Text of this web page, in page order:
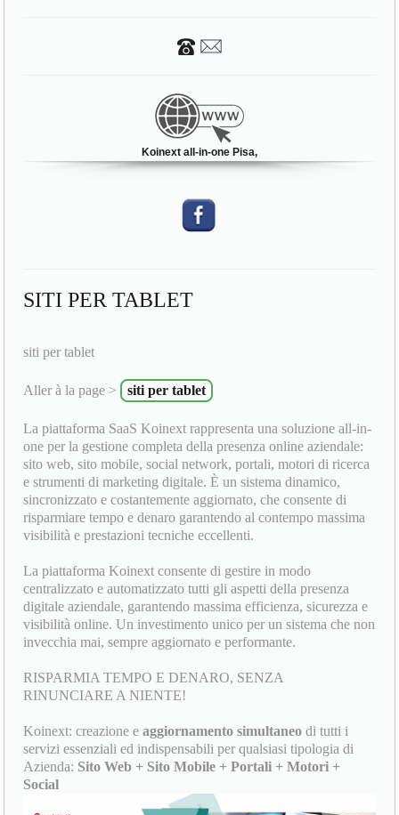
Koinext all-in-one Pisa,
SITI PER TABLET
siti per tablet
Aller à la page > siti per tablet
La piattaforma SaaS Koinext rappresenta una soluzione all-in-
one per la gestione completa della presenza online aziendale:
sito web, sito mobile, social network, portali, motori di ricerca
e strumenti di marketing digitale. È un sistema dinamico,
sincronizzato e costantemente aggiornato, che consente di
risparmiare tempo e denaro garantendo al contempo massima
visibilità e prestazioni tecniche eccellenti.
La piattaforma Koinext consente di gestire in modo
centralizzato e automatizzato tutti gli aspetti della presenza
digitale aziendale, garantendo massima efficienza, sicurezza e
visibilità online. Un investimento unico per un sistema che non
invecchia mai, sempre aggiornato e performante.
RISPARMIA TEMPO E DENARO, SENZA
RINUNCIARE A NIENTE!
Koinext: creazione eaggiornamento simultaneo di tutti i
servizi essenziali ed indispensabili per qualsiasi tipologia di
Azienda: Sito Web + Sito Mobile + Portali + Motori +
Social